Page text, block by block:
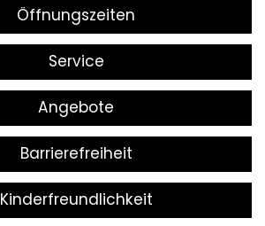
Öffnungszeiten
Service
Angebote
Barrierefreiheit
Kinderfreundlichkeit